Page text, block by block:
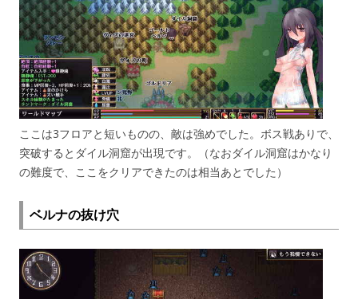
ここは3フロアと短いものの、敵は強めでした。ボス戦ありで、
突破するとダイル洞窟が出現です。（なおダイル洞窟はかなり
の難度で、ここをクリアできたのは相当あとでした）
ベルナの抜け穴